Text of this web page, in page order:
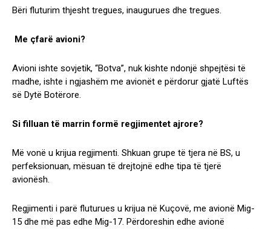
Bëri fluturim thjesht tregues, inaugurues dhe tregues.
Me çfarë avioni?
Avioni ishte sovjetik, “Botva”, nuk kishte ndonjë shpejtësi të
madhe, ishte i ngjashëm me avionët e përdorur gjatë Luftës
së Dytë Botërore.
Si filluan të marrin formë regjimentet ajrore?
Më vonë u krijua regjimenti. Shkuan grupe të tjera në BS, u
perfeksionuan, mësuan të drejtojnë edhe tipa të tjerë
avionësh.
Regjimenti i parë fluturues u krijua në Kuçovë, me avionë Mig-
15 dhe më pas edhe Mig-17. Përdoreshin edhe avionë